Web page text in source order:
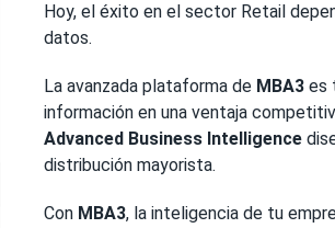
Hoy, el éxito en el sector Retail
datos.
La avanzada plataforma de MBA3 es
información en una ventaja
Advanced Business Intelligence
distribución mayorista.
Con MBA3, la inteligencia de tu